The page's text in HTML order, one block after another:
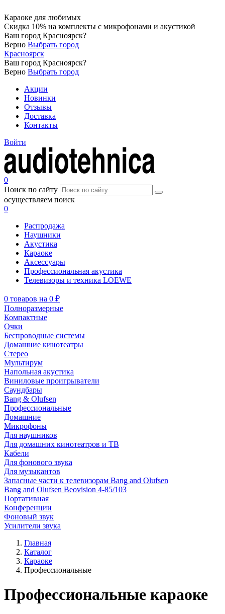
Караоке для любимых
Скидка 10% на комплекты с микрофонами и акустикой
Ваш город Красноярск?
Верно Выбрать город
Красноярск
Ваш город Красноярск?
Верно Выбрать город
Акции
Новинки
Отзывы
Доставка
Контакты
Войти
0
Поиск по сайту
осуществляем поиск
0
Распродажа
Наушники
Акустика
Караоке
Аксессуары
Профессиональная акустика
Телевизоры и техника LOEWE
0 товаров на 0 ₽
Полноразмерные
Компактные
Очки
Беспроводные системы
Домашние кинотеатры
Стерео
Мультирум
Напольная акустика
Виниловые проигрыватели
Саундбары
Bang & Olufsen
Профессиональные
Домашние
Микрофоны
Для наушников
Для домашних кинотеатров и ТВ
Кабели
Для фонового звука
Для музыкантов
Запасные части к телевизорам Bang and Olufsen
Bang and Olufsen Beovision 4-85/103
Портативная
Конференции
Фоновый звук
Усилители звука
Главная
Каталог
Караоке
Профессиональные
Профессиональные караоке